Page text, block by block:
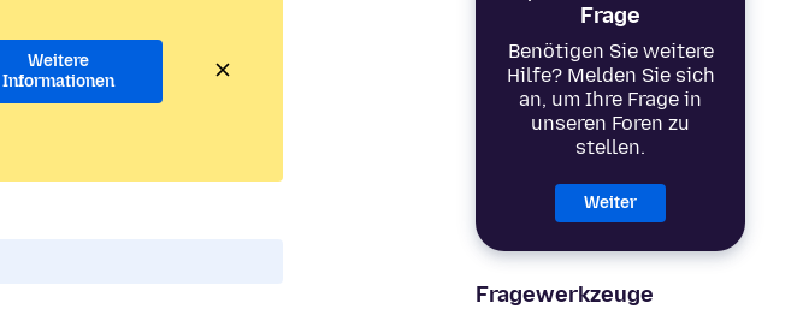
Frage
Benötigen Sie weitere
Hilfe? Melden Sie sich
an, um Ihre Frage in
unseren Foren zu
stellen.
Weiter
Fragewerkzeuge
Weitere
Informationen